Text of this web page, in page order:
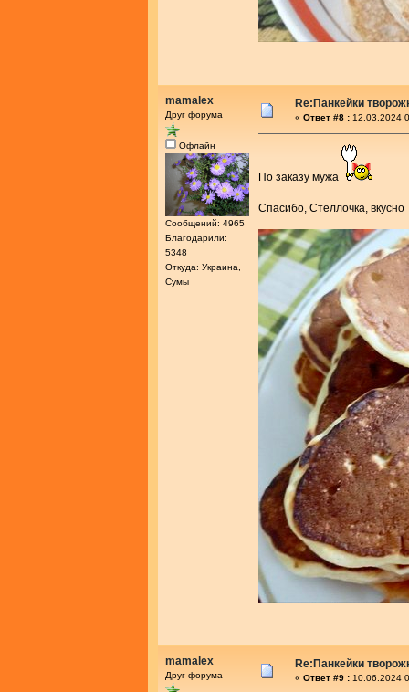
mamalex
Друг форума
Офлайн
Сообщений: 4965
Благодарили:
5348
Откуда: Украина,
Сумы
Re:Панкейки
« Ответ #8 : 12.03.2024
По заказу мужа
Спасибо, Стеллочка, вкусно
mamalex
Друг форума
Re:Панкейки
« Ответ #9 : 10.06.2024